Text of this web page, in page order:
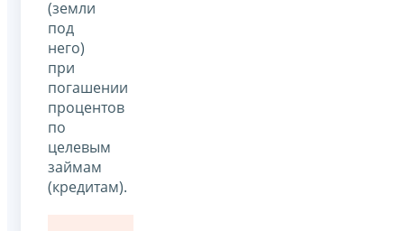
(земли
под
него)
при
погашении
процентов
по
целевым
займам
(кредитам).